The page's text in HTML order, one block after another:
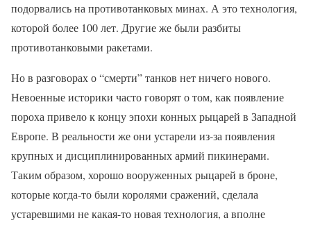
подорвались на противотанковых минах. А это технология,
которой более 100 лет. Другие же были разбиты
противотанковыми ракетами.
Но в разговорах о “смерти” танков нет ничего нового.
Невоенные историки часто говорят о том, как появление
пороха привело к концу эпохи конных рыцарей в Западной
Европе. В реальности же они устарели из-за появления
крупных и дисциплинированных армий пикинерами.
Таким образом, хорошо вооруженных рыцарей в броне,
которые когда-то были королями сражений, сделала
устаревшими не какая-то новая технология, а вполне